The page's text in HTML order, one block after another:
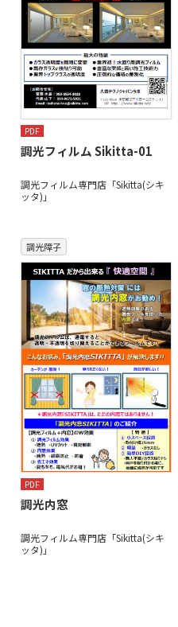
PDF
調光フィルム Sikitta-01
調光フィルム専門店「Sikitta(シキ
ッタ)」
調光障子
PDF
調光内窓
調光フィルム専門店「Sikitta(シキ
ッタ)」